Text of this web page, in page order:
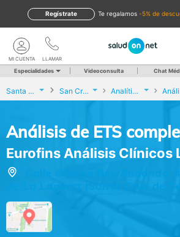
te regalamos -5% de
Regístrate
LLAMAR
MI CUENTA
Especialidades Videoconsulta Chat
Santa Cruz de Tenerife San Cristóbal de La Laguna Analíticas y Genética
Análisis de ETS
Eurofins Análisis Clínicos
de La Laguna (Santa Cruz de